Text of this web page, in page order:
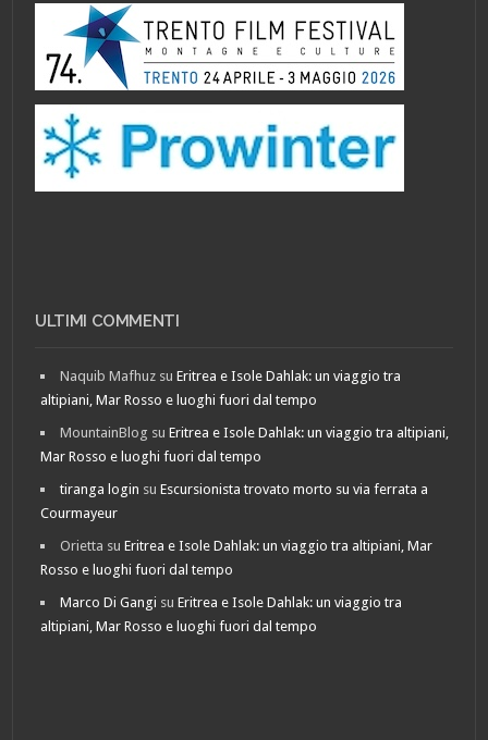
ULTIMI COMMENTI
Naquib Mafhuz suEritrea e Isole Dahlak: un viaggio tra
altipiani, Mar Rosso e luoghi fuori dal tempo
MountainBlog suEritrea e Isole Dahlak: un viaggio tra altipiani,
Mar Rosso e luoghi fuori dal tempo
tiranga login suEscursionista trovato morto su via ferrata a
Courmayeur
Orietta suEritrea e Isole Dahlak: un viaggio tra altipiani, Mar
Rosso e luoghi fuori dal tempo
Marco Di Gangi suEritrea e Isole Dahlak: un viaggio tra
altipiani, Mar Rosso e luoghi fuori dal tempo